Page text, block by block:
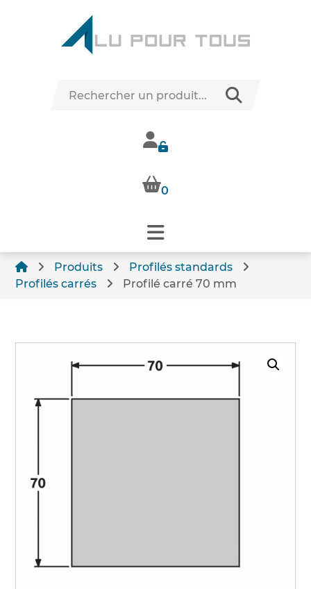
0
Produits
Profilés standards
Profilés carrés
Profilé carré 70 mm